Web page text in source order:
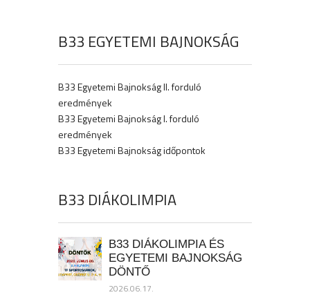
B33 EGYETEMI BAJNOKSÁG
B33 Egyetemi Bajnokság II. forduló
eredmények
B33 Egyetemi Bajnokság I. forduló
eredmények
B33 Egyetemi Bajnokság időpontok
B33 DIÁKOLIMPIA
B33 DIÁKOLIMPIA ÉS
EGYETEMI BAJNOKSÁG
DÖNTŐ
2026.06.17.